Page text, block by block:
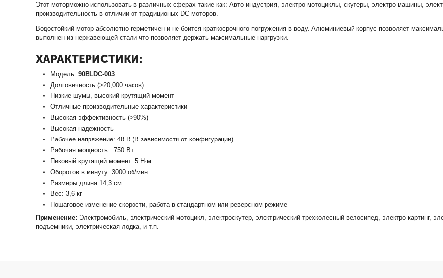
Этот моторможно использовать в различных сферах такие как: Авто индустрия, электро мотоциклы, скутеры, электро машины,
производительность в отличии от традиционых DC моторов.
Водостойкий мотор абсолютно герметичен и не боится краткосрочного погружения в воду. Алюминиевый корпус позволяет
выполнен из нержавеющей стали что позволяет держать максимальные наргрузки.
ХАРАКТЕРИСТИКИ:
Модель:90BLDC-003
Долговечность (>20,000 часов)
Низкие шумы, высокий крутящий момент
Отличные производительные характеристики
Высокая эффективность (>90%)
Высокая надежность
Рабочее напряжение: 48 В (В зависимости от конфигурации)
Рабочая мощность : 750 Вт
Пиковый крутящий момент: 5 Н·м
Оборотов в минуту: 3000 об/мин
Размеры длина 14,3 см
Вес: 3,6 кг
Пошаговое изменение скорости, работа в стандартном или реверсном режиме
Применение: Электромобиль, электрический мотоцикл, электроскутер, электрический трехколесный велосипед, электро картинг,
подъемники, электрическая лодка, и т.п.